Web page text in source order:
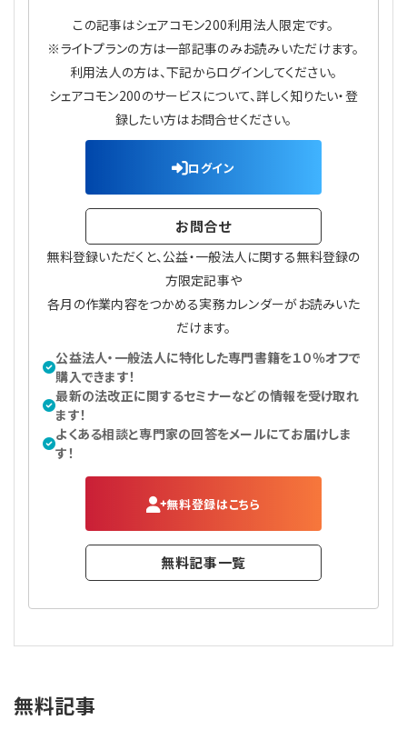
【連載】公益法人のための「新公益信託」活用戦略
【連載】テーマで紐解く逆引きガイドライン
【連載】悩みと向き合う経営学
【連載】非営利法人AtoZei
【連載】労務管理の歩き方
【連載】AI活用のすすめ
【連載】IT実務一問一答
この記事はシェアコモン200利用法人限定です。
※ライトプランの方は一部記事のみお読みいただけます。
利用法人の方は、下記からログインしてください。
シェアコモン200のサービスについて、詳しく知りたい・登
録したい方はお問合せください。
ログイン
お問合せ
無料登録いただくと、公益・一般法人に関する無料登録の
方限定記事や
各月の作業内容をつかめる実務カレンダーがお読みいた
だけます。
公益法人・一般法人に特化した専門書籍を１０％オフで
購入できます！
最新の法改正に関するセミナーなどの情報を受け取れ
ます！
よくある相談と専門家の回答をメールにてお届けしま
す！
無料登録はこちら
無料記事一覧
無料記事